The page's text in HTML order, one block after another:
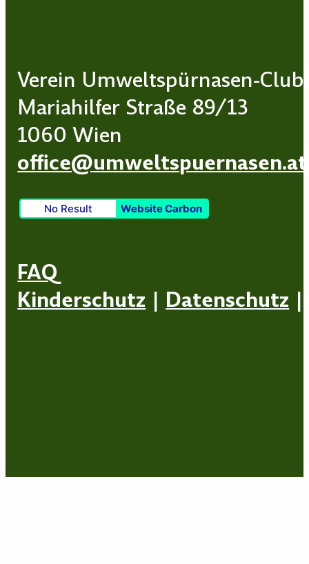
Verein Umweltspürnasen-Club
Mariahilfer Straße 89/13
1060 Wien
office@umweltspuernasen.at
No Result Website Carbon
FAQ
Kinderschutz | Datenschutz |